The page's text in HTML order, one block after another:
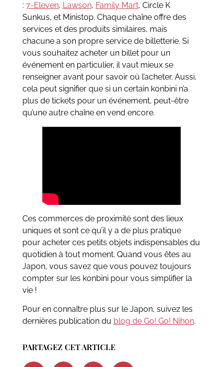
: 7-Eleven, Lawson, Family Mart, Circle K
Sunkus, et Ministop. Chaque chaîne offre des
services et des produits similaires, mais
chacune a son propre service de billetterie. Si
vous souhaitez acheter un billet pour un
événement en particulier, il vaut mieux se
renseigner avant pour savoir où l’acheter. Aussi,
cela peut signifier que si un certain konbini n’a
plus de tickets pour un événement, peut-être
qu’une autre chaîne en vend encore.
Ces commerces de proximité sont des lieux
uniques et sont ce qu’il y a de plus pratique
pour acheter ces petits objets indispensables du
quotidien à tout moment. Quand vous êtes au
Japon, vous savez que vous pouvez toujours
compter sur les konbini pour vous simplifier la
vie !
Pour en connaître plus sur le Japon, suivez les
dernières publication du blog de Go! Go! Nihon.
PARTAGEZ CET ARTICLE